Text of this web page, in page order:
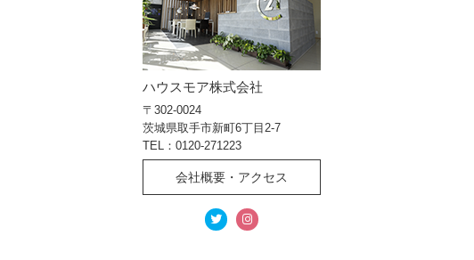
ハウスモア株式会社
〒302-0024
茨城県取手市新町6丁目2-7
TEL：0120-271223
会社概要・アクセス